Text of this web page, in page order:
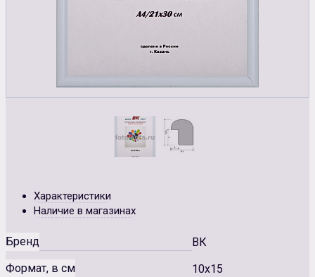
Характеристики
Наличие в магазинах
Бренд
ВК
Формат, в см
10x15